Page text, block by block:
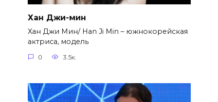
Хан Джи-мин
Хан Джи Мин/ Han Ji Min – южнокорейская
актриса, модель
0 3.5к.